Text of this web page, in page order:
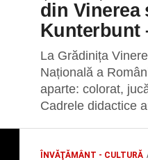
din Vinerea
Kunterbunt
La Grădinița
Națională a
aparte: colorat,
Cadrele didactice
ÎNVĂŢĂMÂNT - CULTURĂ